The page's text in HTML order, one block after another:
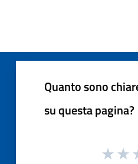
Quanto sono
su questa pagina?